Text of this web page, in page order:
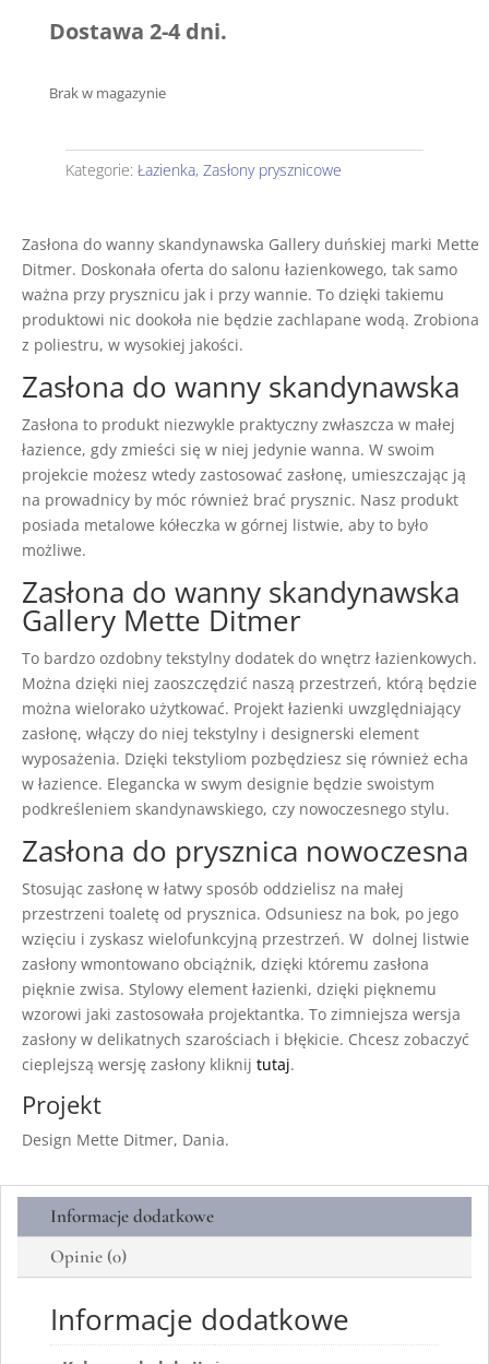
Dostawa 2-4 dni.
Brak w magazynie
Kategorie: Łazienka, Zasłony prysznicowe
Zasłona do wanny skandynawska Gallery duńskiej marki Mette
Ditmer. Doskonała oferta do salonu łazienkowego, tak samo
ważna przy prysznicu jak i przy wannie. To dzięki takiemu
produktowi nic dookoła nie będzie zachlapane wodą. Zrobiona
z poliestru, w wysokiej jakości.
Zasłona do wanny skandynawska
Zasłona to produkt niezwykle praktyczny zwłaszcza w małej
łazience, gdy zmieści się w niej jedynie wanna. W swoim
projekcie możesz wtedy zastosować zasłonę, umieszczając ją
na prowadnicy by móc również brać prysznic. Nasz produkt
posiada metalowe kółeczka w górnej listwie, aby to było
możliwe.
Zasłona do wanny skandynawska
Gallery Mette Ditmer
To bardzo ozdobny tekstylny dodatek do wnętrz łazienkowych.
Można dzięki niej zaoszczędzić naszą przestrzeń, którą będzie
można wielorako użytkować. Projekt łazienki uwzględniający
zasłonę, włączy do niej tekstylny i designerski element
wyposażenia. Dzięki tekstyliom pozbędziesz się również echa
w łazience. Elegancka w swym designie będzie swoistym
podkreśleniem skandynawskiego, czy nowoczesnego stylu.
Zasłona do prysznica nowoczesna
Stosując zasłonę w łatwy sposób oddzielisz na małej
przestrzeni toaletę od prysznica. Odsuniesz na bok, po jego
wzięciu i zyskasz wielofunkcyjną przestrzeń. W dolnej listwie
zasłony wmontowano obciążnik, dzięki któremu zasłona
pięknie zwisa. Stylowy element łazienki, dzięki pięknemu
wzorowi jaki zastosowała projektantka. To zimniejsza wersja
zasłony w delikatnych szarościach i błękicie. Chcesz zobaczyć
cieplejszą wersję zasłony kliknij tutaj.
Projekt
Design Mette Ditmer, Dania.
Informacje dodatkowe
Opinie (0)
Informacje dodatkowe